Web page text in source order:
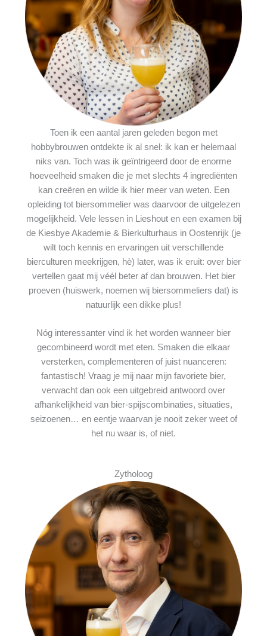
Toen ik een aantal jaren geleden begon met
hobbybrouwen ontdekte ik al snel: ik kan er helemaal
niks van. Toch was ik geïntrigeerd door de enorme
hoeveelheid smaken die je met slechts 4 ingrediënten
kan creëren en wilde ik hier meer van weten. Een
opleiding tot biersommelier was daarvoor de uitgelezen
mogelijkheid. Vele lessen in Lieshout en een examen bij
de Kiesbye Akademie & Bierkulturhaus in Oostenrijk (je
wilt toch kennis en ervaringen uit verschillende
bierculturen meekrijgen, hè) later, was ik eruit: over bier
vertellen gaat mij véél beter af dan brouwen. Het bier
proeven (huiswerk, noemen wij biersommeliers dat) is
natuurlijk een dikke plus!
Nóg interessanter vind ik het worden wanneer bier
gecombineerd wordt met eten. Smaken die elkaar
versterken, complementeren of juist nuanceren:
fantastisch! Vraag je mij naar mijn favoriete bier,
verwacht dan ook een uitgebreid antwoord over
afhankelijkheid van bier-spijscombinaties, situaties,
seizoenen… en eentje waarvan je nooit zeker weet of
het nu waar is, of niet.
Zytholoog